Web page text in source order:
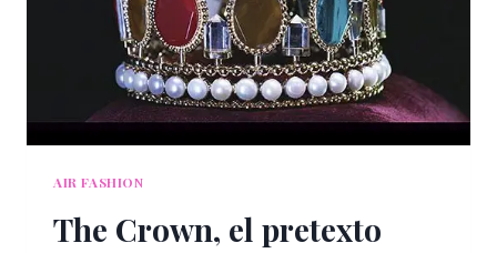
AIR FASHION
The Crown, el pretexto